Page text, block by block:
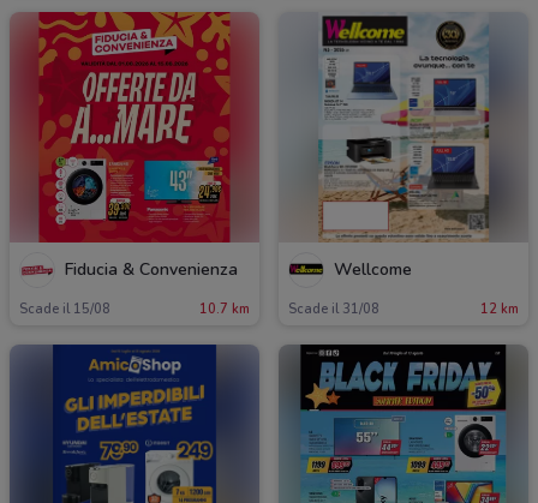
Fiducia & Convenienza
Scade il 15/08 10.7 km
Wellcome
Scade il 31/08 12 km